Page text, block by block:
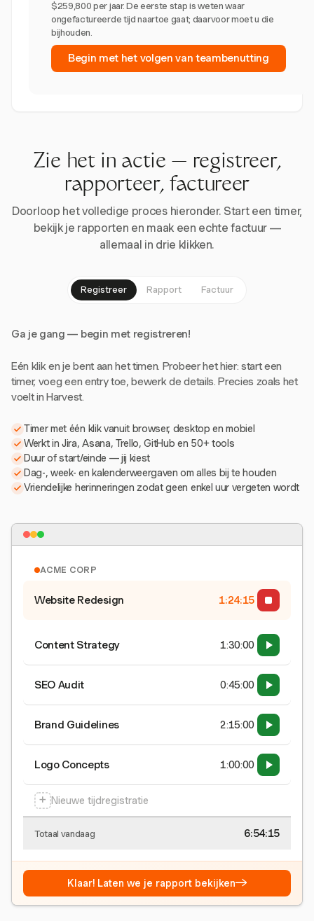
$259,800 per jaar. De eerste stap is weten waar
ongefactureerde tijd naartoe gaat; daarvoor moet u die
bijhouden.
Begin met het volgen van teambenutting
Zie het in actie — registreer,
rapporteer, factureer
Doorloop het volledige proces hieronder. Start een timer,
bekijk je rapporten en maak een echte factuur —
allemaal in drie klikken.
Registreer Rapport Factuur
Ga je gang — begin met registreren!
Eén klik en je bent aan het timen. Probeer het hier: start een
timer, voeg een entry toe, bewerk de details. Precies zoals het
voelt in Harvest.
Timer met één klik vanuit browser, desktop en mobiel
Werkt in Jira, Asana, Trello, GitHub en 50+ tools
Duur of start/einde — jij kiest
Dag-, week- en kalenderweergaven om alles bij te houden
Vriendelijke herinneringen zodat geen enkel uur vergeten wordt
ACME CORP
Website Redesign 1:24:15
Content Strategy 1:30:00
SEO Audit 0:45:00
Brand Guidelines 2:15:00
Logo Concepts 1:00:00
+ Nieuwe tijdregistratie
Totaal vandaag 6:54:15
Klaar! Laten we je rapport bekijken→